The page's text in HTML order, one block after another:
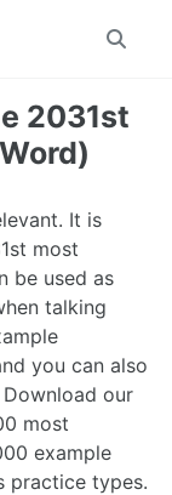
Toggle
2031st
It is
most
be used as
talking
you can also
our
most
example
practice types.